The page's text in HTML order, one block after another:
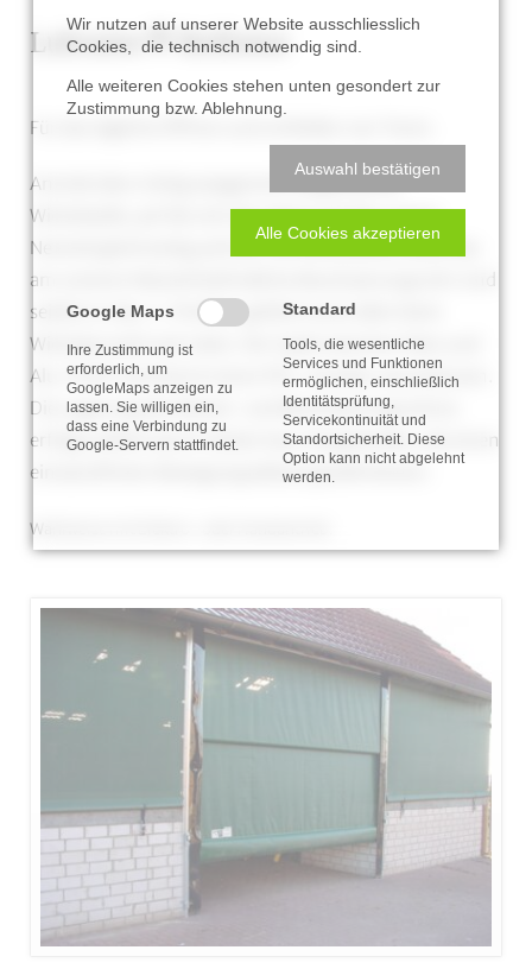
Lubratec® Rollotor
Für das tägliche Öffnen und schließen von Toren.
Antrieb über mittig waagerecht angebrachte
Wickelwelle, auf die sich das obere und das untere
Netzteil gleichzeitig aufrollt. Die Wickelwelle sowie das
am unteren Netzteil befindliche Beschwerungsrohr sind
seitlich in Alu-C-Profilen geführt und rollen beim
Wickelprozeß nach oben. Der Spalt zwischen Netz und
Alu-Profil wird durch einen PVC-Streifen verschlossen.
Die Lagerung des Wickel- und Beschwerungsrohres
erfolgt seitlich durch Gleiter bzw. Doppelrollen, die einen
einwandfreien Bewegungsablauf gewährleisten.
Wahlweise mit Elektro- oder Handantrieb.
Wir nutzen auf unserer Website ausschliesslich
Cookies, die technisch notwendig sind.
Alle weiteren Cookies stehen unten gesondert zur
Zustimmung bzw. Ablehnung.
Auswahl bestätigen
Alle Cookies akzeptieren
Google Maps
Ihre Zustimmung ist
erforderlich, um
GoogleMaps anzeigen zu
lassen. Sie willigen ein,
dass eine Verbindung zu
Google-Servern stattfindet.
Standard
Tools, die wesentliche
Services und Funktionen
ermöglichen, einschließlich
Identitätsprüfung,
Servicekontinuität und
Standortsicherheit. Diese
Option kann nicht abgelehnt
werden.